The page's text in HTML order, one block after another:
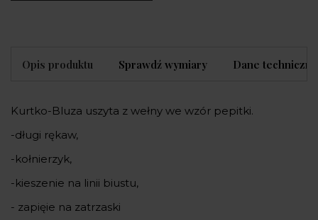
Opis produktu Sprawdź wymiary Dane techniczne
Kurtko-Bluza uszyta z wełny we wzór pepitki.
-długi rękaw,
-kołnierzyk,
-kieszenie na linii biustu,
- zapięie na zatrzaski